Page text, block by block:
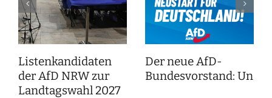
Listenkandidaten
der AfD NRW zur
Landtagswahl 2027
Der neue AfD-
Bundesvorstand: